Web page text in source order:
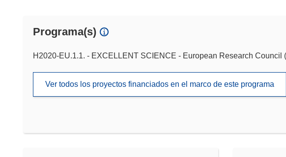
Programa(s)
H2020-EU.1.1. - EXCELLENT SCIENCE - European Research Council
Ver todos los proyectos financiados en el marco de este programa